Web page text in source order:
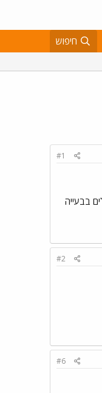
חיפוש
#1
בבעייה
#2
#6